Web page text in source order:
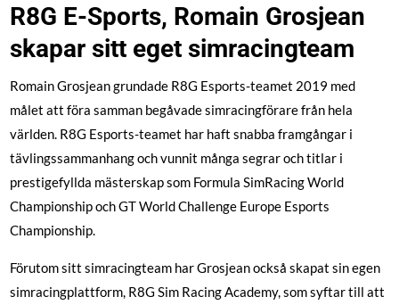
R8G E-Sports, Romain Grosjean
skapar sitt eget simracingteam
Romain Grosjean grundade R8G Esports-teamet 2019 med
målet att föra samman begåvade simracingförare från hela
världen. R8G Esports-teamet har haft snabba framgångar i
tävlingssammanhang och vunnit många segrar och titlar i
prestigefyllda mästerskap som Formula SimRacing World
Championship och GT World Challenge Europe Esports
Championship.
Förutom sitt simracingteam har Grosjean också skapat sin egen
simracingplattform, R8G Sim Racing Academy, som syftar till att